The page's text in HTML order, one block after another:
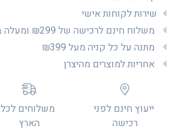
שירות לקוחות אישי
משלוח חינם לרכישה של ₪299 ומעלה בדואר רשום
מתנה על כל קניה מעל ₪399
אחריות למוצרים מהיצרן
ייעוץ חינם לפני
רכישה
משלוחים לכל
הארץ